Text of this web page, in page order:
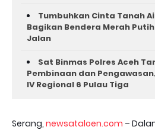
Tumbuhkan Cinta Tanah
Bagikan Bendera Merah
Jalan ‎
Sat Binmas Polres Aceh
Pembinaan dan
IV Regional 6 Pulau Tiga
Serang, newsataloen.com –